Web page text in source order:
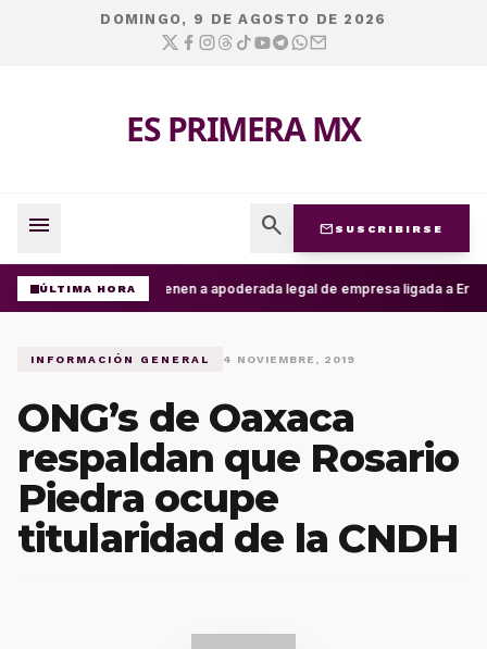
DOMINGO, 9 DE AGOSTO DE 2026
ES PRIMERA MX
menu search mail SUSCRIBIRSE
ÚLTIMA HORADetienen a apoderada legal de empresa ligada a
INFORMACIÓN GENERAL 4 NOVIEMBRE, 2019
ONG’s de Oaxaca
respaldan que Rosario
Piedra ocupe
titularidad de la CNDH